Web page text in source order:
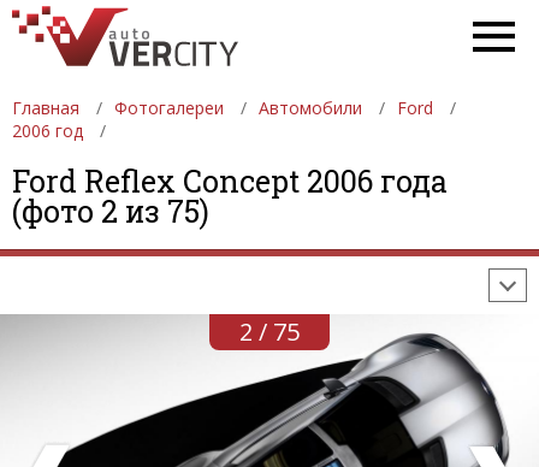
Главная Фотогалереи Автомобили
Ford
2006 год
Ford Reflex Concept 2006 года
(фото 2 из 75)
ФОТОГАЛЕРЕИ АВТОМОБИЛИ
ДЕВУШКИ
АВТОСАЛОНЫ
ФОРМУЛА-1
2 / 75